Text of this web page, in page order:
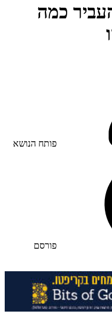
כמה
פותח הנושא
פורסם